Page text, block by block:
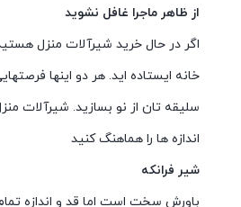
از ظاهر ماجرا غافل نشوید
اگر در حال خرید شیرآلات منزل
خانه ایستاده اید. هر دو اینها
سلیقه تان از نو بسازید. شیرآلات
اندازه ها را هماهنگ کنید
شیر فرانکه
باورش سخت است اما قد و اندازه